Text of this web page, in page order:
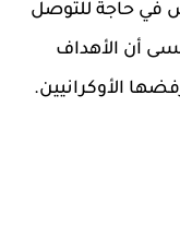
في حاجة للتوصل
أن الأهداف
الأوكرانيين.